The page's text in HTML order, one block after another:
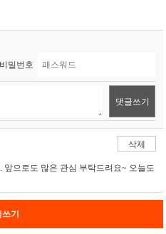
비밀번호
댓글쓰기
삭제
으로도 많은 관심 부탁드려요~ 오늘도
기